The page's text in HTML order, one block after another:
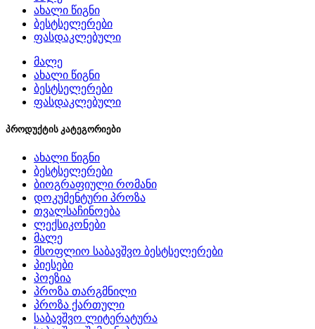
at
discount
price.
cheap
tag
heuer
monaco
replica
draws
in
thousands
of
ახალი წიგნი
ბესტსელერები
ფასდაკლებული
მალე
ახალი წიგნი
ბესტსელერები
ფასდაკლებული
პროდუქტის კატეგორიები
ახალი წიგნი
ბესტსელერები
ბიოგრაფიული რომანი
დოკუმენტური პროზა
თვალსაჩინოება
ლექსიკონები
მალე
მსოფლიო საბავშვო ბესტსელერები
პიესები
პოეზია
პროზა თარგმნილი
პროზა ქართული
საბავშვო ლიტერატურა